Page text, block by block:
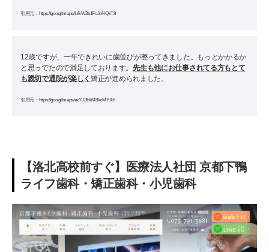
引用元：https://goo.gl/maps/fufkW3b1FcJoNQkT8
12歳ですが、一年できれいに歯並びが整ってきました。もっとかかるか
と思っでたので満足しております。先生も他にお仕事されてる方もとて
も親切で通院が楽しく 矯正が進められました。
引用元：https://goo.gl/maps/exYJ2fbkM8kzMYXi6
【洛北高校前すぐ】医療法人社団 京都下鴨
ライフ歯科・矯正歯科・小児歯科